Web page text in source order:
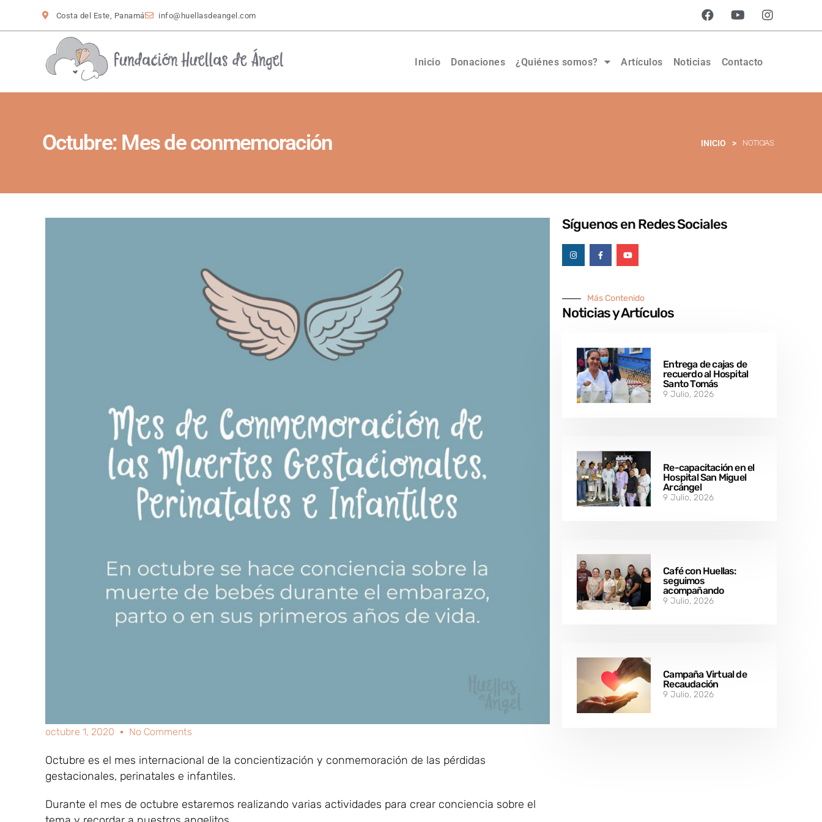
Costa del Este, Panamá info@huellasdeangel.com
Inicio Donaciones ¿Quiénes somos? Artículos Noticias Contacto
Octubre: Mes de conmemoración INICIO > NOTICIAS
octubre 1, 2020 No Comments
Octubre es el mes internacional de la concientización y conmemoración de las pérdidas
gestacionales, perinatales e infantiles.
Durante el mes de octubre estaremos realizando varias actividades para crear conciencia sobre el
Síguenos en Redes Sociales
Más Contenido
Noticias y Artículos
Entrega de cajas de
recuerdo al Hospital
Santo Tomás
9 Julio, 2026
Re-capacitación en el
Hospital San Miguel
Arcángel
9 Julio, 2026
Café con Huellas:
seguimos
acompañando
9 Julio, 2026
Campaña Virtual de
Recaudación
9 Julio, 2026